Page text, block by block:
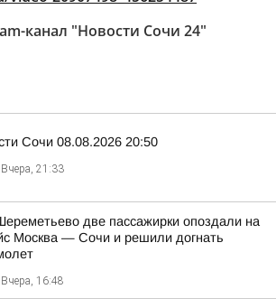
канал "Новости Сочи 24"
Сочи 08.08.2026 20:50
Вчера, 21:33
две пассажирки опоздали на
Москва — Сочи и решили догнать
Вчера, 16:48